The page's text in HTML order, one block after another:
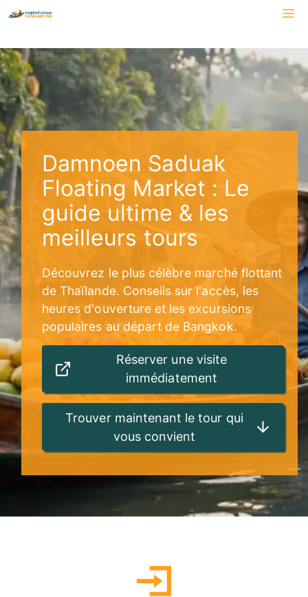
Aller
contenu
Damnoen Saduak
Floating Market : Le
guide ultime & les
meilleurs tours
Découvrez le plus célèbre marché flottant
de Thaïlande. Conseils sur l'accès, les
heures d'ouverture et les excursions
populaires au départ de Bangkok.
Réserver une visite
immédiatement
Trouver maintenant le tour qui
vous convient